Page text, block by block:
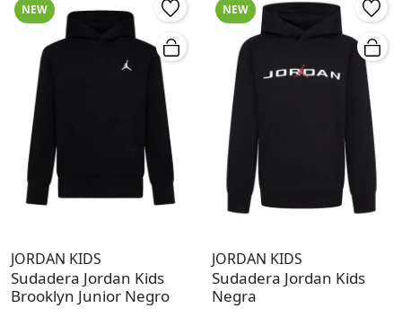
NEW
JORDAN KIDS
Sudadera Jordan Kids
Brooklyn Junior Negro
NEW
JORDAN KIDS
Sudadera Jordan Kids
Negra